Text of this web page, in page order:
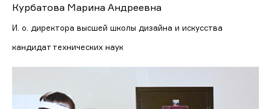
Курбатова Марина Андреевна
И. о. директора высшей школы дизайна и искусства
кандидат технических наук